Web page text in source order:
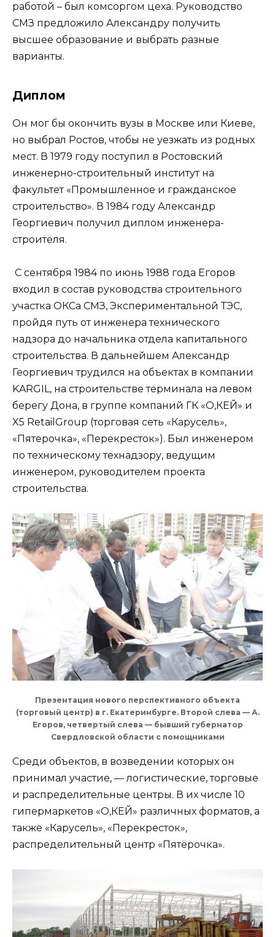
работой – был комсоргом цеха. Руководство
СМЗ предложило Александру получить
высшее образование и выбрать разные
варианты.
Диплом
Он мог бы окончить вузы в Москве или Киеве,
но выбрал Ростов, чтобы не уезжать из родных
мест. В 1979 году поступил в Ростовский
инженерно-строительный институт на
факультет «Промышленное и гражданское
строительство». В 1984 году Александр
Георгиевич получил диплом инженера-
строителя.
С сентября 1984 по июнь 1988 года Егоров
входил в состав руководства строительного
участка ОКСа СМЗ, Экспериментальной ТЭС,
пройдя путь от инженера технического
надзора до начальника отдела капитального
строительства. В дальнейшем Александр
Георгиевич трудился на объектах в компании
KARGIL, на строительстве терминала на левом
берегу Дона, в группе компаний ГК «О,КЕЙ» и
X5 RetailGroup (торговая сеть «Карусель»,
«Пятерочка», «Перекресток»). Был инженером
по техническому технадзору, ведущим
инженером, руководителем проекта
строительства.
Презентация нового перспективного объекта
(торговый центр) в г. Екатеринбурге. Второй слева — А.
Егоров, четвертый слева — бывший губернатор
Свердловской области с помощниками
Среди объектов, в возведении которых он
принимал участие, — логистические, торговые
и распределительные центры. В их числе 10
гипермаркетов «О,КЕЙ» различных форматов, а
также «Карусель», «Перекресток»,
распределительный центр «Пятёрочка».